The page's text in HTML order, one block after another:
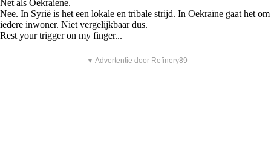
Net als Oekraiene.
Nee. In Syrië is het een lokale en tribale strijd. In Oekraïne gaat het om
iedere inwoner. Niet vergelijkbaar dus.
Rest your trigger on my finger...
▼ Advertentie door Refinery89